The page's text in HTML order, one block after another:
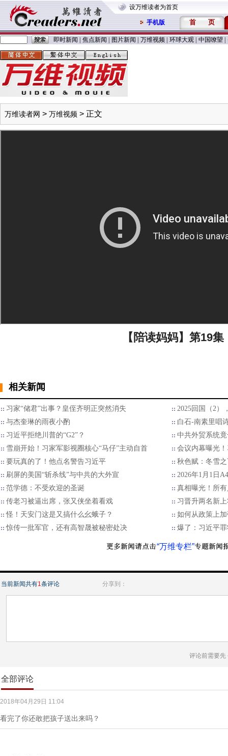
设万维读者为首页
手机版 首 页
即时新闻 焦点新闻 图片新闻 万维视频 环球大观 中国嘹望
万维读者网 > 万维视频 > 正文
【陪读妈妈】第19集
相关新闻
习家“储君”出事？皇侄齐明正突然消失
2025回国（2）
与杰奎琳的雨夜小酌
白石-南素里唱
习近平拒绝川普的“G2”？
中共外贸系统
雪崩开始！习家军影视圈核心“马仔”主动自首
会议内幕曝光
要玩真的了！他点名警告习近平
秋色赋：冬雪
刷屏的美国“斩杀线”与中共的大外宣
2026年1月1日
范学德：不受欢迎的圣诞
真相曝光！所
传老习被逼出席，张又侠坐着看戏
习晋升两名新
怪！天安门这是又搞什么幺蛾子？
如何从政策上
惊传一批军官，还有高智晟被秘密处决
爆了：习近平
“万维专栏”
当前新闻共有1条评论 分享到：
评论前需要先
全部评论
2018年04月29日 11:04
看完了你还敢把孩子送出来吗？